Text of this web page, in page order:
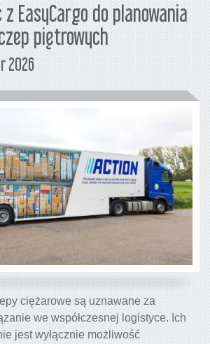
EasyCargo do planowania
piętrowych
2026
ciężarowe są uznawane za
we współczesnej logistyce. Ich
jest wyłącznie możliwość